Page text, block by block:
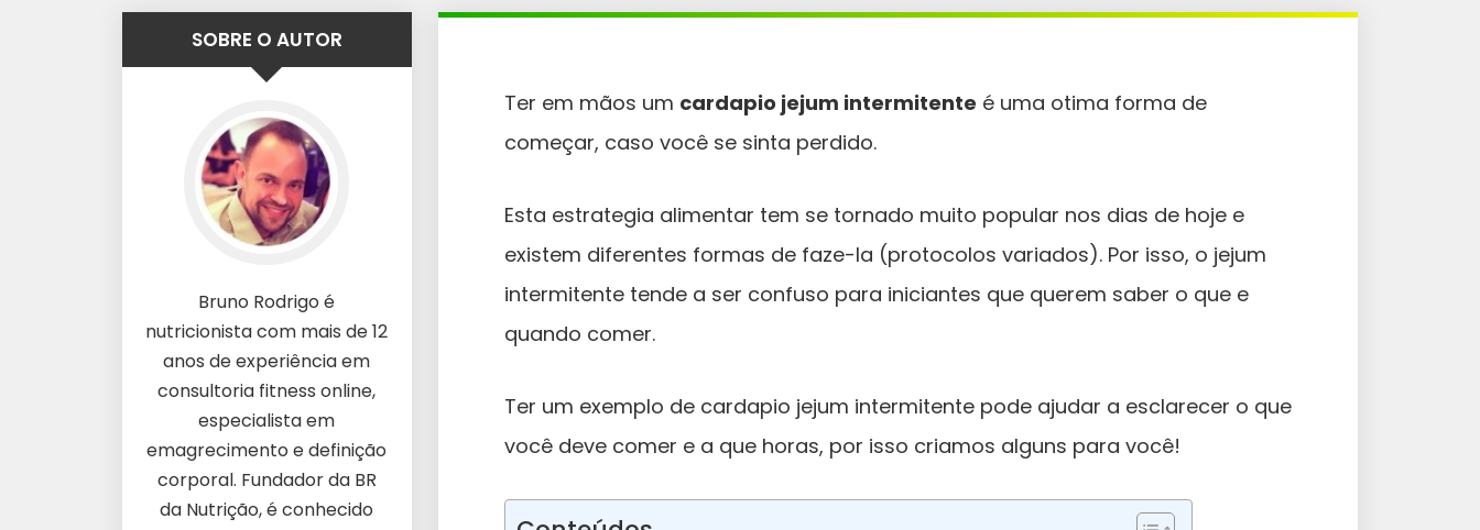
Ter em mãos um cardapio jejum intermitente é uma otima forma de
começar, caso você se sinta perdido.
Esta estrategia alimentar tem se tornado muito popular nos dias de hoje e
existem diferentes formas de faze-la (protocolos variados). Por isso, o jejum
intermitente tende a ser confuso para iniciantes que querem saber o que e
quando comer.
Ter um exemplo de cardapio jejum intermitente pode ajudar a esclarecer o que
você deve comer e a que horas, por isso criamos alguns para você!
SOBRE O AUTOR
Bruno Rodrigo é
nutricionista com mais de 12
anos de experiência em
consultoria fitness online,
especialista em
emagrecimento e definição
corporal. Fundador da BR
da Nutrição, é conhecido